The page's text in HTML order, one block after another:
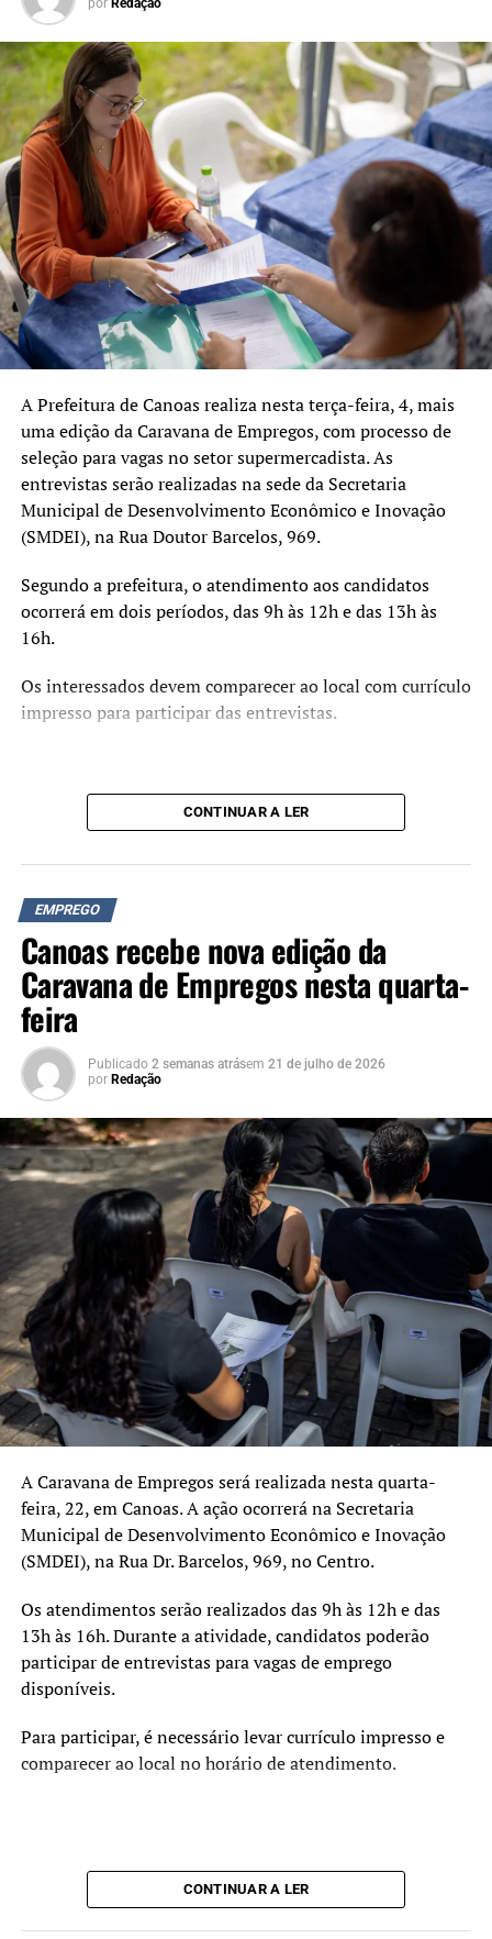
A Prefeitura de Canoas realiza nesta terça-feira, 4, mais
uma edição da Caravana de Empregos, com processo de
seleção para vagas no setor supermercadista. As
entrevistas serão realizadas na sede da Secretaria
Municipal de Desenvolvimento Econômico e Inovação
(SMDEI), na Rua Doutor Barcelos, 969.
Segundo a prefeitura, o atendimento aos candidatos
ocorrerá em dois períodos, das 9h às 12h e das 13h às
16h.
Os interessados devem comparecer ao local com currículo
impresso para participar das entrevistas.
CONTINUAR A LER
EMPREGO
Canoas recebe nova edição da
Caravana de Empregos nesta quarta-
feira
Publicado 2 semanas atrásem 21 de julho de 2026
por Redação
A Caravana de Empregos será realizada nesta quarta-
feira, 22, em Canoas. A ação ocorrerá na Secretaria
Municipal de Desenvolvimento Econômico e Inovação
(SMDEI), na Rua Dr. Barcelos, 969, no Centro.
Os atendimentos serão realizados das 9h às 12h e das
13h às 16h. Durante a atividade, candidatos poderão
participar de entrevistas para vagas de emprego
disponíveis.
Para participar, é necessário levar currículo impresso e
comparecer ao local no horário de atendimento.
CONTINUAR A LER